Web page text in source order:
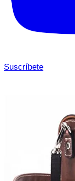
Suscríbete